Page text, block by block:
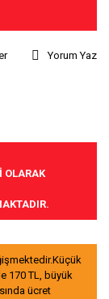
Yorum Yaz
OLARAK
170 TL, büyük
ücret